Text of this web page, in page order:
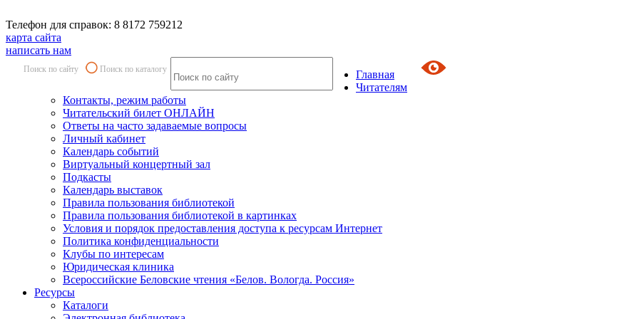
Телефон для справок: 8 8172 759212
карта сайта
написать нам
Поиск по сайту Поиск по каталогу
Главная
Читателям
Контакты, режим работы
Читательский билет ОНЛАЙН
Ответы на часто задаваемые вопросы
Личный кабинет
Календарь событий
Виртуальный концертный зал
Подкасты
Календарь выставок
Правила пользования библиотекой
Правила пользования библиотекой в картинках
Условия и порядок предоставления доступа к ресурсам Интернет
Политика конфиденциальности
Клубы по интересам
Юридическая клиника
Всероссийские Беловские чтения «Белов. Вологда. Россия»
Ресурсы
Каталоги